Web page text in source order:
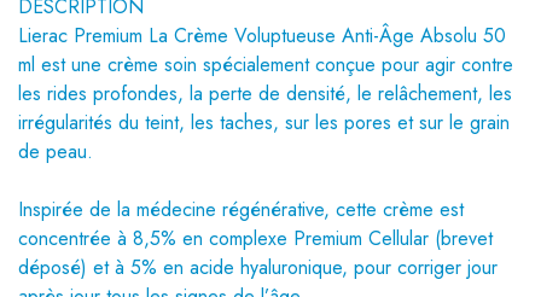
DESCRIPTION
Lierac Premium La Crème Voluptueuse Anti-Âge Absolu 50
ml est une crème soin spécialement conçue pour agir contre
les rides profondes, la perte de densité, le relâchement, les
irrégularités du teint, les taches, sur les pores et sur le grain
de peau.
Inspirée de la médecine régénérative, cette crème est
concentrée à 8,5% en complexe Premium Cellular (brevet
déposé) et à 5% en acide hyaluronique, pour corriger jour